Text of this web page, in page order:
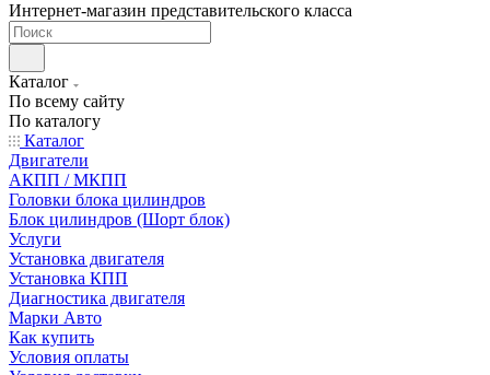
Интернет-магазин представительского класса
Каталог
По всему сайту
По каталогу
Каталог
Двигатели
АКПП / МКПП
Головки блока цилиндров
Блок цилиндров (Шорт блок)
Услуги
Установка двигателя
Установка КПП
Диагностика двигателя
Марки Авто
Как купить
Условия оплаты